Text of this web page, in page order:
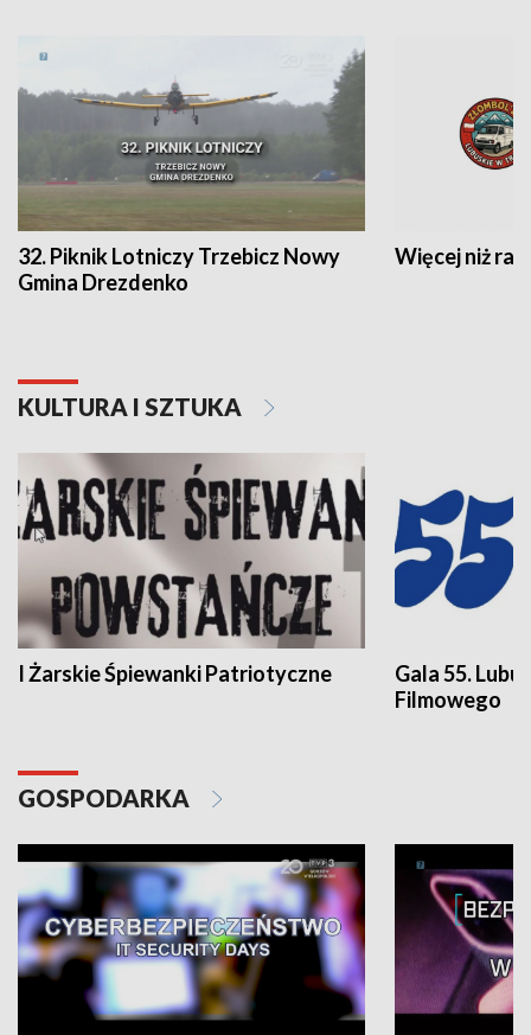
32. Piknik Lotniczy Trzebicz Nowy
Gmina Drezdenko
Więcej niż rajd
KULTURA I SZTUKA
I Żarskie Śpiewanki Patriotyczne
Gala 55.
Filmowego
GOSPODARKA